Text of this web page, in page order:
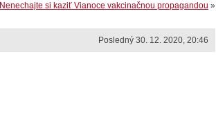
Nenechajte si kaziť Vianoce vakcinačnou propagandou »
Posledný 30. 12. 2020, 20:46